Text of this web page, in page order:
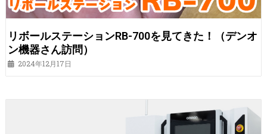
リボールステーションRB-700を見てきた！（デンオ
ン機器さん訪問）
2024年12月17日